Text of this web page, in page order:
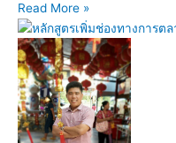
Read More »